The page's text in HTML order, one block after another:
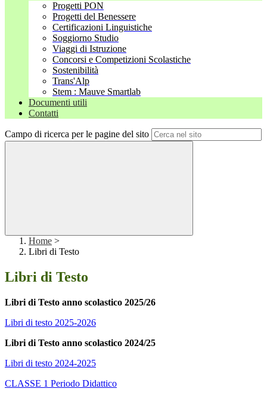
Progetti PON
Progetti del Benessere
Certificazioni Linguistiche
Soggiorno Studio
Viaggi di Istruzione
Concorsi e Competizioni Scolastiche
Sostenibilità
Trans'Alp
Stem : Mauve Smartlab
Documenti utili
Contatti
Campo di ricerca per le pagine del sito
Home >
Libri di Testo
Libri di Testo
Libri di Testo anno scolastico 2025/26
Libri di testo 2025-2026
Libri di Testo anno scolastico 2024/25
Libri di testo 2024-2025
CLASSE 1 Periodo Didattico